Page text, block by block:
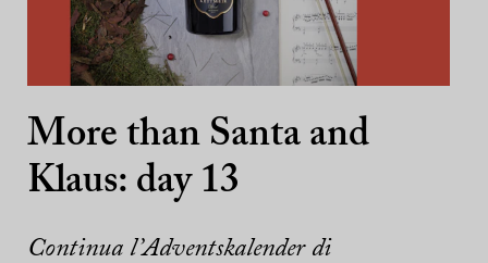
More than Santa and
Klaus: day 13
Continua l’Adventskalender di